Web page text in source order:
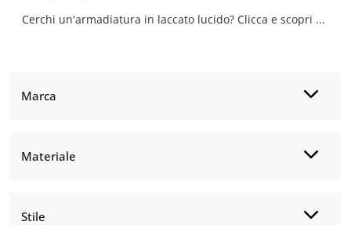
Marca
Materiale
Stile
Cerchi un'armadiatura in laccato lucido? Clicca e scopri armadiature a muro con ante scorrevoli di Tumidei.